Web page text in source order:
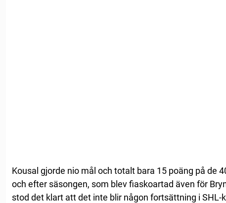
Kousal gjorde nio mål och totalt bara 15 poäng på de
och efter säsongen, som blev fiaskoartad även för
stod det klart att det inte blir någon fortsättning i SHL-